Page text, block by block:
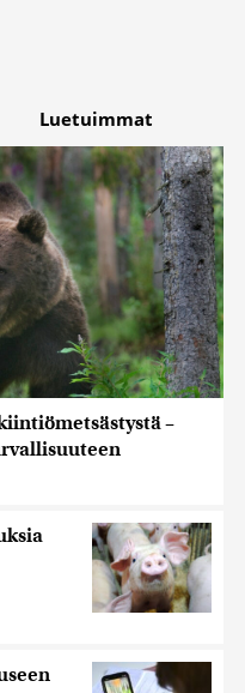
Luetuimmat
–